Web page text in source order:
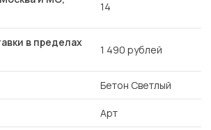
14
в пределах
1 490 рублей
Бетон Светлый
Арт